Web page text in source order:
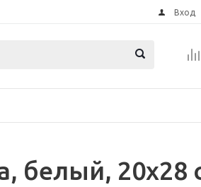
Вход
белый, 20x28